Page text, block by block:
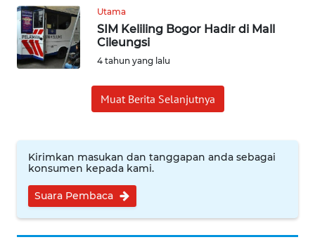
Utama
SIM Keliling Bogor Hadir di Mall
Cileungsi
4 tahun yang lalu
Muat Berita Selanjutnya
Kirimkan masukan dan tanggapan anda sebagai
konsumen kepada kami.
Suara Pembaca
WN
KEPULAUAN
SERIBU
WN
BINJAI
WN
CIREBON